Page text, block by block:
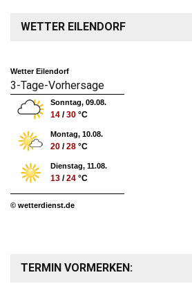
WETTER EILENDORF
Wetter Eilendorf
3-Tage-Vorhersage
Sonntag, 09.08.
14 /30 °C
Montag, 10.08.
20 /28 °C
Dienstag, 11.08.
13 /24 °C
© wetterdienst.de
TERMIN VORMERKEN: